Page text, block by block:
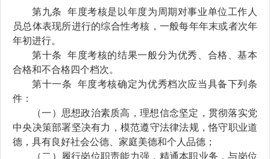
第九条 年度考核是以年度为周期对事业单位工作人
员总体表现所进行的综合性考核，一般每年年末或者次年
年初进行。
第十条
年度考核的结果一般分为优秀、合格、基本
合格和不合格 四个档次。
第十一条 年度考核确定为优秀档次应当具备下列条
件：
（一） 思想政治素质高，理想信念坚定，贯彻落实党
中央决策部署坚决有力，模范遵守法律法规，恪守职业道
德， 具有良好社会公德、家庭美德和个人品德；
（二）履行岗位职责能力强， 精通本职业务，与岗位